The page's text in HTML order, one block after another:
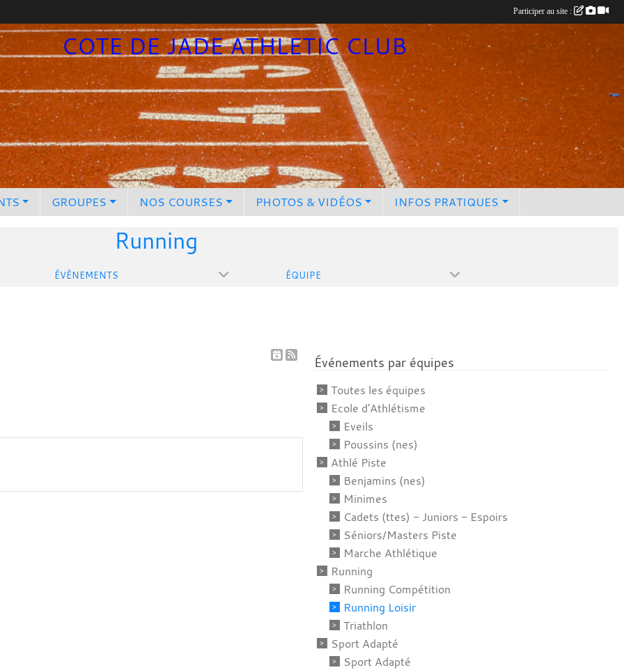
COTE DE JADE ATHLETIC CLUB
GROUPES NOS COURSES PHOTOS & VIDÉOS INFOS PRATIQUES
Running
ÉVÈNEMENTS ÉQUIPE
Événements par équipes
Toutes les équipes
Ecole d'Athlétisme
Eveils
Poussins (nes)
Athlé Piste
Benjamins (nes)
Minimes
Cadets (ttes) - Juniors - Espoirs
Séniors/Masters Piste
Marche Athlétique
Running
Running Compétition
Running Loisir
Triathlon
Sport Adapté
Sport Adapté
Participer au site :